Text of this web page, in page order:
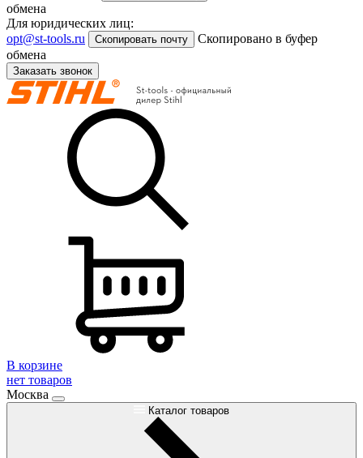
обмена
Для юридических лиц:
opt@st-tools.ru
Скопировать почту
Скопировано в буфер
обмена
Заказать звонок
В корзине
нет товаров
Москва
Каталог товаров